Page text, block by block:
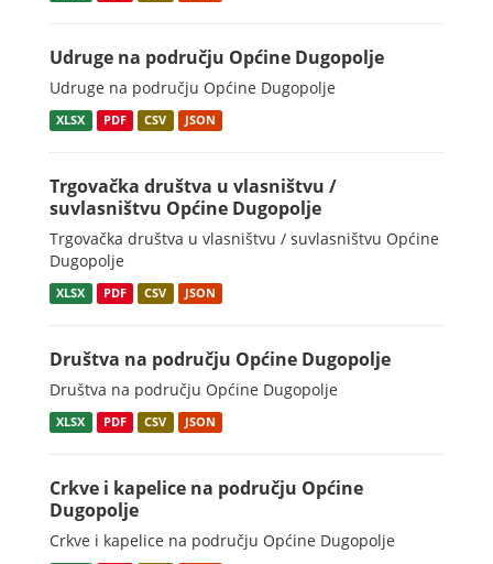
Udruge na području Općine Dugopolje
Udruge na području Općine Dugopolje
XLSX PDF CSV JSON
Trgovačka društva u vlasništvu /
suvlasništvu Općine Dugopolje
Trgovačka društva u vlasništvu / suvlasništvu Općine
Dugopolje
XLSX PDF CSV JSON
Društva na području Općine Dugopolje
Društva na području Općine Dugopolje
XLSX PDF CSV JSON
Crkve i kapelice na području Općine
Dugopolje
Crkve i kapelice na području Općine Dugopolje